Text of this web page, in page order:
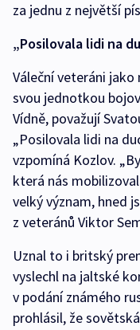
za jednu z největší
„Posilovala lidi na
Váleční veteráni
svou jednotkou
Vídně, považují
„Posilovala lidi na
vzpomíná Kozlov.
která nás
velký význam, hned
z veteránů Viktor
Uznal to i britský
vyslechl na jaltské
v podání známého
prohlásil, že